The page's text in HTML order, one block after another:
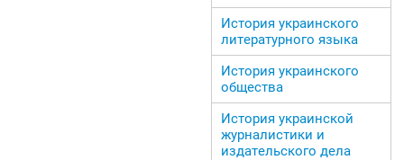
История украинского
литературного языка
История украинского
общества
История украинской
журналистики и
издательского дела